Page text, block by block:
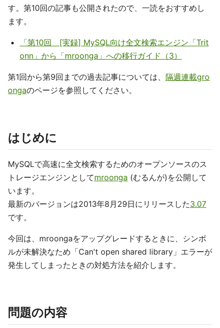
す。第10回の記事も公開されたので、一読をおすすめし
ます。
「第10回 [実録] MySQL向け全文検索エンジン「Trit
onn」から「mroonga」への移行ガイド（3）
第1回から第9回までの過去記事については、 隔週連載gro
ongaのページを参照してください。
はじめに
MySQLで高速に全文検索するためのオープンソースのス
トレージエンジンとしてmroonga (むるんが)を公開して
います。
最新のバージョンは2013年8月29日にリリースした3.07
です。
今回は、mroongaをアップグレードするときに、シンボ
ルが未解決なため「Can't open shared library」エラーが
発生してしまったときの対処方法を紹介します。
問題の内容